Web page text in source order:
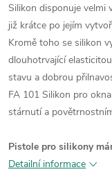
Silikon disponuje velmi
již krátce po jejím
Kromě toho se silikon
dlouhotrvající
stavu a dobrou
FA 101 Silikon pro
stárnutí a
Pistole pro silikony
Detailní informace